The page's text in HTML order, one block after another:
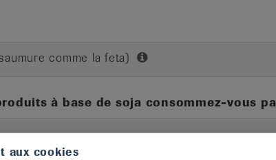
comme la feta)
à base de soja consommez-vous
aux cookies